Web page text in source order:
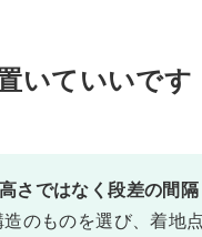
いていいです
さではなく段差の間隔
のものを選び、着地